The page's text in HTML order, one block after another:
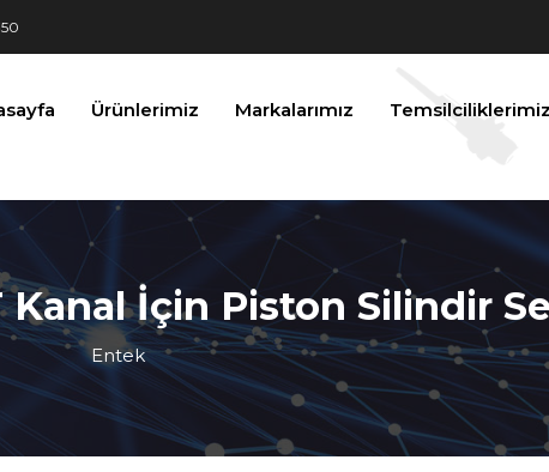
Sensör" />
Ürünlerimiz Markalarımız Temsilciliklerimiz
Kanal İçin Piston Silindir
Entek